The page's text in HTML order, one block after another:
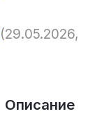
(29.05.2026,
Описание